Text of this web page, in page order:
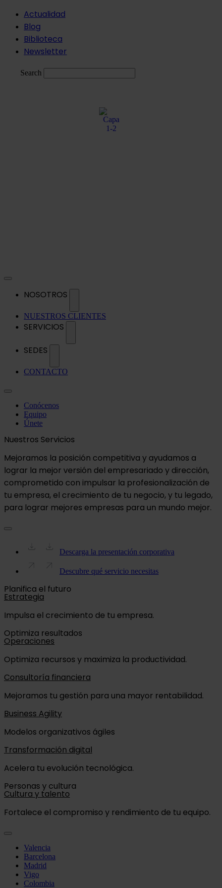
contenido
Actualidad
Blog
Biblioteca
Newsletter
Search
NOSOTROS
NUESTROS CLIENTES
SERVICIOS
SEDES
CONTACTO
Conócenos
Equipo
Únete
Nuestros Servicios
Mejoramos la posición competitiva y ayudamos a
lograr la mejor versión del empresariado y dirección,
comprometido con impulsar la profesionalización de
tu empresa, el crecimiento de tu negocio, y tu legado,
para lograr mejores empresas para un mundo mejor.
Descarga la presentación corporativa
Descubre qué servicio necesitas
Planifica el futuro
Estrategia
Impulsa el crecimiento de tu empresa.
Optimiza resultados
Operaciones
Optimiza recursos y maximiza la productividad.
Consultoría financiera
Mejoramos tu gestión para una mayor rentabilidad.
Business Agility
Modelos organizativos ágiles
Transformación digital
Acelera tu evolución tecnológica.
Personas y cultura
Cultura y talento
Fortalece el compromiso y rendimiento de tu equipo.
Valencia
Barcelona
Madrid
Vigo
Colombia